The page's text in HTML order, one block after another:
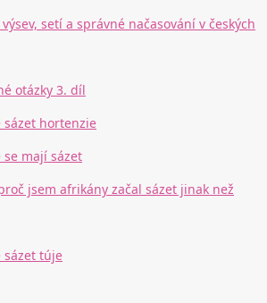
setí a správné načasování v českých
otázky 3. díl
sázet hortenzie
se mají sázet
jsem afrikány začal sázet jinak než
sázet túje